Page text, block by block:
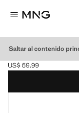
Saltar al contenido
SANDALIA TIRAS
Precio actual [US$
US$ 59.99
Selecciona un color